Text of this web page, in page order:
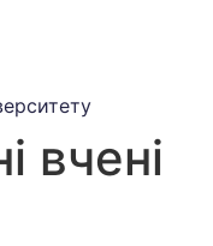
вчені